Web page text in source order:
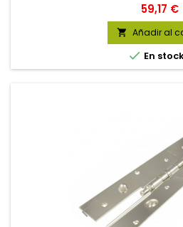
Precio
59,17 €
 Añadir al
 En